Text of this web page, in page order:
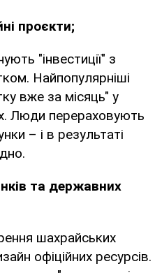
проєкти;
"інвестиції" з
Найпопулярніші
вже за місяць" у
Люди перераховують
– і в результаті
та державних
шахрайських
офіційних ресурсів.